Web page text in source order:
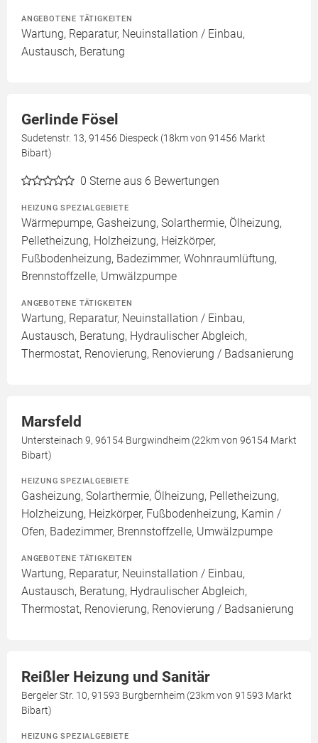
ANGEBOTENE TÄTIGKEITEN
Wartung, Reparatur, Neuinstallation / Einbau,
Austausch, Beratung
Gerlinde Fösel
Sudetenstr. 13, 91456 Diespeck (18km von 91456 Markt
Bibart)
0 Sterne aus 6 Bewertungen
HEIZUNG SPEZIALGEBIETE
Wärmepumpe, Gasheizung, Solarthermie, Ölheizung,
Pelletheizung, Holzheizung, Heizkörper,
Fußbodenheizung, Badezimmer, Wohnraumlüftung,
Brennstoffzelle, Umwälzpumpe
ANGEBOTENE TÄTIGKEITEN
Wartung, Reparatur, Neuinstallation / Einbau,
Austausch, Beratung, Hydraulischer Abgleich,
Thermostat, Renovierung, Renovierung / Badsanierung
Marsfeld
Untersteinach 9, 96154 Burgwindheim (22km von 96154 Markt
Bibart)
HEIZUNG SPEZIALGEBIETE
Gasheizung, Solarthermie, Ölheizung, Pelletheizung,
Holzheizung, Heizkörper, Fußbodenheizung, Kamin /
Ofen, Badezimmer, Brennstoffzelle, Umwälzpumpe
ANGEBOTENE TÄTIGKEITEN
Wartung, Reparatur, Neuinstallation / Einbau,
Austausch, Beratung, Hydraulischer Abgleich,
Thermostat, Renovierung, Renovierung / Badsanierung
Reißler Heizung und Sanitär
Bergeler Str. 10, 91593 Burgbernheim (23km von 91593 Markt
Bibart)
HEIZUNG SPEZIALGEBIETE